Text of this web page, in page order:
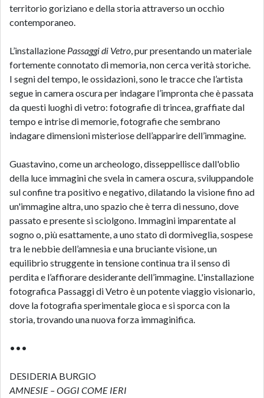
territorio goriziano e della storia attraverso un occhio
contemporaneo.
L’installazione Passaggi di Vetro, pur presentando un materiale
fortemente connotato di memoria, non cerca verità storiche.
I segni del tempo, le ossidazioni, sono le tracce che l’artista
segue in camera oscura per indagare l’impronta che è passata
da questi luoghi di vetro: fotografie di trincea, graffiate dal
tempo e intrise di memorie, fotografie che sembrano
indagare dimensioni misteriose dell’apparire dell’immagine.
Guastavino, come un archeologo, disseppellisce dall'oblio
della luce immagini che svela in camera oscura, sviluppandole
sul confine tra positivo e negativo, dilatando la visione fino ad
un'immagine altra, uno spazio che è terra di nessuno, dove
passato e presente si sciolgono. Immagini imparentate al
sogno o, più esattamente, a uno stato di dormiveglia, sospese
tra le nebbie dell’amnesia e una bruciante visione, un
equilibrio struggente in tensione continua tra il senso di
perdita e l’affiorare desiderante dell’immagine. L'installazione
fotografica Passaggi di Vetro è un potente viaggio visionario,
dove la fotografia sperimentale gioca e si sporca con la
storia, trovando una nuova forza immaginifica.
•••
DESIDERIA BURGIO
AMNESIE – OGGI COME IERI